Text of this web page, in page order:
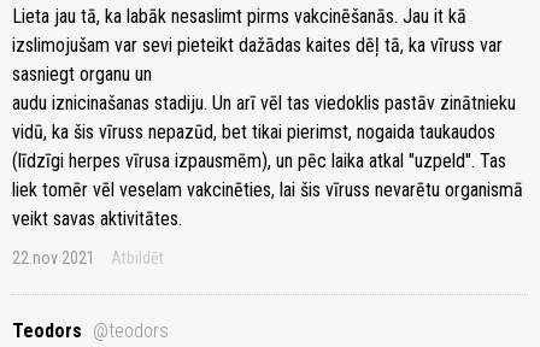
Lieta jau tā, ka labāk nesaslimt pirms vakcinēšanās. Jau it kā
izslimojušam var sevi pieteikt dažādas kaites dēļ tā, ka vīruss var
sasniegt organu un
audu iznicinašanas stadiju. Un arī vēl tas viedoklis pastāv zinātnieku
vidū, ka šis vīruss nepazūd, bet tikai pierimst, nogaida taukaudos
(līdzīgi herpes vīrusa izpausmēm), un pēc laika atkal "uzpeld". Tas
liek tomēr vēl veselam vakcinēties, lai šis vīruss nevarētu organismā
veikt savas aktivitātes.
22.nov 2021 Atbildēt
Teodors @teodors